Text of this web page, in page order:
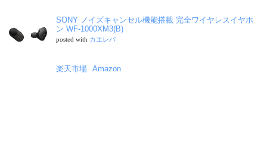
SONY ノイズキャンセル機能搭載 完全ワイヤレスイヤホ
ン WF-1000XM3(B)
posted with カエレバ
楽天市場 Amazon